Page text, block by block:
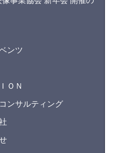
ンツ
ＯＮ
ンサルティング